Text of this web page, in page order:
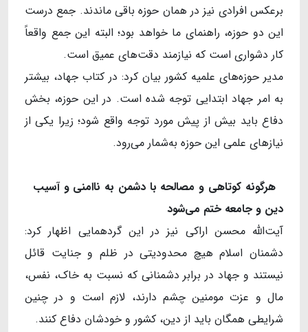
برعکس افرادی نیز در همان حوزه باقی ماندند. جمع درست
این دو حوزه، راهنمای ما خواهد بود؛ البته این جمع واقعاً
کار دشواری است که نیازمند دقت‌های عمیق است.
مدیر حوزه‌های علمیه کشور بیان کرد: در کتاب جهاد، بیشتر
به امر جهاد ابتدایی توجه شده است. در این حوزه، بخش
دفاع باید بیش از پیش مورد توجه واقع شود؛ زیرا یکی از
نیازهای علمی این حوزه به‌شمار می‌رود.
هرگونه کوتاهی و مصالحه با دشمن به ناامنی و آسیب
دین و جامعه ختم میشود
آیت‌الله محسن اراکی نیز در این گردهمایی اظهار کرد:
دشمنان اسلام هیچ محدودیتی در ظلم و جنایت قائل
نیستند و جهاد در برابر دشمنانی که نسبت به خاک، نفس،
مال و عزت مومنین چشم دارند، لازم است و در چنین
شرایطی همگان باید از دین، کشور و خودشان دفاع کنند.